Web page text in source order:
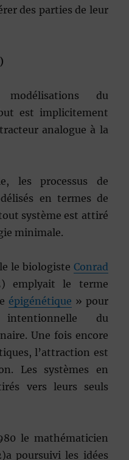
des parties de leur
du
est implicitement
analogue à la
les processus de
en termes de
système est attiré
minimale.
le biologiste Conrad
emplyait le terme
épigénétique » pour
du
Une fois encore
l’attraction est
Les systèmes en
vers leurs seuls
le mathématicien
poursuivi les idées